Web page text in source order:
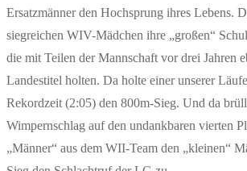
Ersatzmänner den Hochsprung ihres Lebens.
siegreichen WIV-Mädchen ihre „großen“
die mit Teilen der Mannschaft vor drei Jahren
Landestitel holten. Da holte einer unserer
Rekordzeit (2:05) den 800m-Sieg. Und da
Wimpernschlag auf den undankbaren vierten
„Männer“ aus dem WII-Team den „kleinen“